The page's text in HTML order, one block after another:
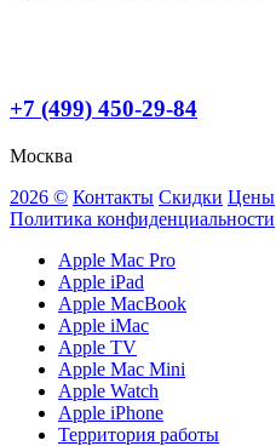
+7 (499) 450-29-84
Москва
2026 © Контакты Скидки Цены
Политика конфиденциальности
Apple Mac Pro
Apple iPad
Apple MacBook
Apple iMac
Apple TV
Apple Mac Mini
Apple Watch
Apple iPhone
Территория работы